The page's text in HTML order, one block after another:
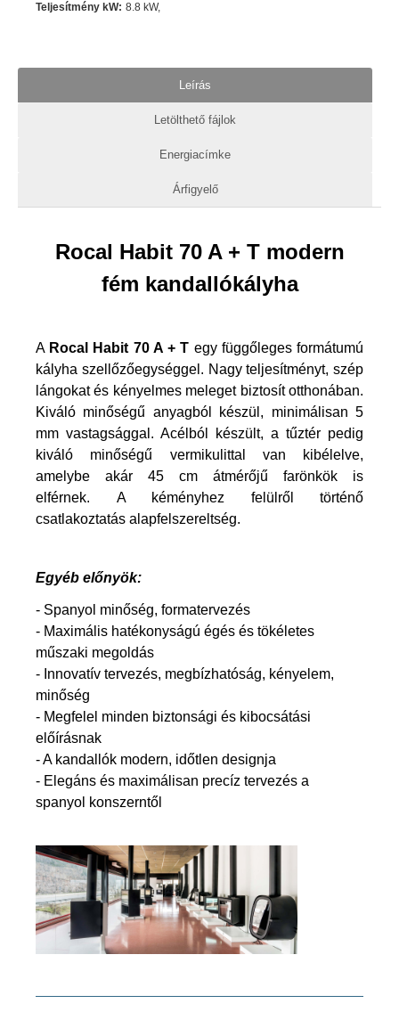
Teljesítmény kW: 8.8 kW
Leírás
Letölthető fájlok
Energiacímke
Árfigyelő
Rocal Habit 70 A + T modern
fém kandallókályha
A Rocal Habit 70 A + T egy függőleges formátumú
kályha szellőzőegységgel. Nagy teljesítményt, szép
lángokat és kényelmes meleget biztosít otthonában.
Kiváló minőségű anyagból készül, minimálisan 5
mm vastagsággal. Acélból készült, a tűztér pedig
kiváló minőségű vermikulittal van kibélelve,
amelybe akár 45 cm átmérőjű farönkök is
elférnek. A kéményhez felülről történő
csatlakoztatás alapfelszereltség.
Egyéb előnyök:
- Spanyol minőség, formatervezés
- Maximális hatékonyságú égés és tökéletes
műszaki megoldás
- Innovatív tervezés, megbízhatóság, kényelem,
minőség
- Megfelel minden biztonsági és kibocsátási
előírásnak
- A kandallók modern, időtlen designja
- Elegáns és maximálisan precíz tervezés a
spanyol konszerntől